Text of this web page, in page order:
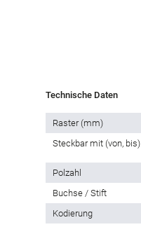
Technische Daten
Raster (mm)
Steckbar mit (von, bis)
Polzahl
Buchse / Stift
Kodierung